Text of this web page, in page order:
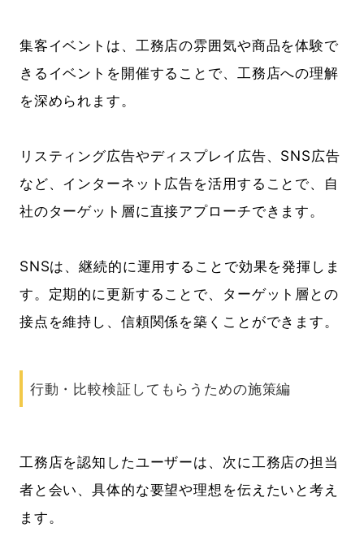
集客イベントは、工務店の雰囲気や商品を体験で
きるイベントを開催することで、工務店への理解
を深められます。
リスティング広告やディスプレイ広告、SNS広告
など、インターネット広告を活用することで、自
社のターゲット層に直接アプローチできます。
SNSは、継続的に運用することで効果を発揮しま
す。定期的に更新することで、ターゲット層との
接点を維持し、信頼関係を築くことができます。
行動・比較検証してもらうための施策編
工務店を認知したユーザーは、次に工務店の担当
者と会い、具体的な要望や理想を伝えたいと考え
ます。